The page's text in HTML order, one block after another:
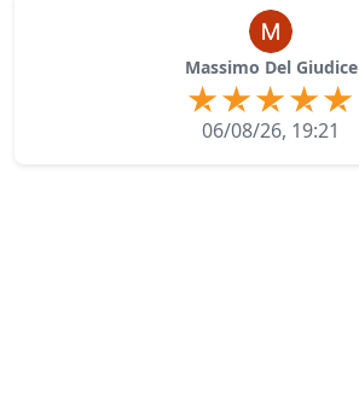
Massimo Del Giudice
06/08/26, 19:21